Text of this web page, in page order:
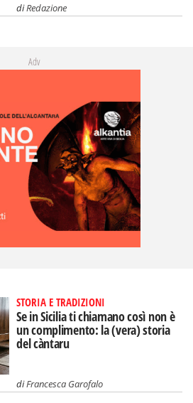
diRedazione
Adv
STORIA E TRADIZIONI
Se in Sicilia ti chiamano così non è
un complimento: la (vera) storia
del càntaru
diFrancesca Garofalo